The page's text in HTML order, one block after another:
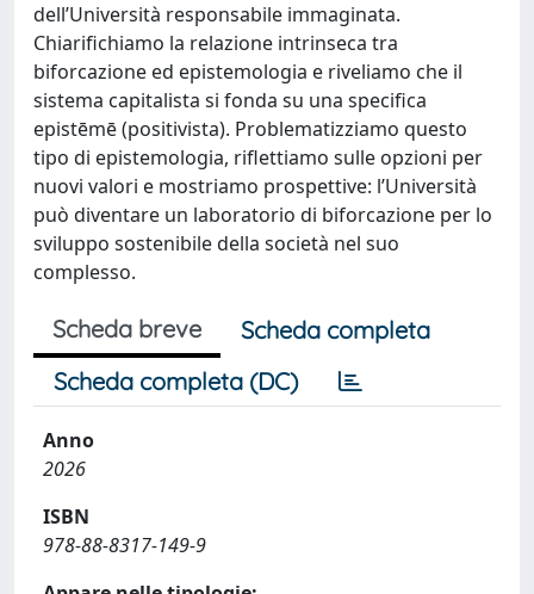
dell’Università responsabile immaginata.
Chiarifichiamo la relazione intrinseca tra
biforcazione ed epistemologia e riveliamo che il
sistema capitalista si fonda su una specifica
epistēmē (positivista). Problematizziamo questo
tipo di epistemologia, riflettiamo sulle opzioni per
nuovi valori e mostriamo prospettive: l’Università
può diventare un laboratorio di biforcazione per lo
sviluppo sostenibile della società nel suo
complesso.
Scheda breve
Scheda completa
Scheda completa (DC)
Anno
2026
ISBN
978-88-8317-149-9